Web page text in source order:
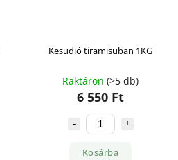
Kesudió tiramisuban 1KG
Raktáron (>5 db)
6 550 Ft
Kosárba